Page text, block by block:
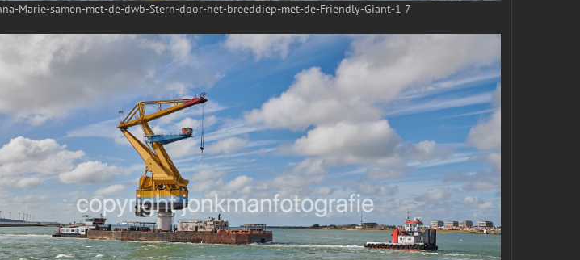
Marie-samen-met-de-dwb-Stern-door-het-breeddiep-met-de-Friendly-Giant-1 7